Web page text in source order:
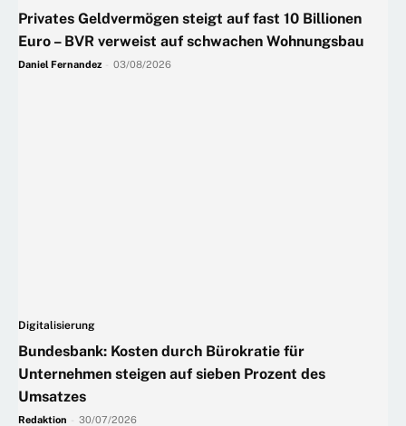
Privates Geldvermögen steigt auf fast 10 Billionen
Euro – BVR verweist auf schwachen Wohnungsbau
Daniel Fernandez 03/08/2026
Digitalisierung
Bundesbank: Kosten durch Bürokratie für
Unternehmen steigen auf sieben Prozent des
Umsatzes
Redaktion 30/07/2026